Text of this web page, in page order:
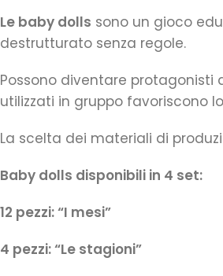
Le baby dolls sono un gioco
destrutturato senza regole.
Possono diventare protagonisti
utilizzati in gruppo favoriscono
La scelta dei materiali di
Baby dolls disponibili in 4 set:
12 pezzi: “I mesi”
4 pezzi: “Le stagioni”